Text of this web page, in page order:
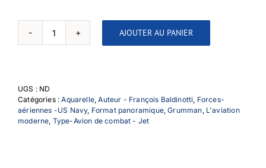
quantité
de
AJOUTER AU PANIER
UGS : ND
Catégories :Aquarelle,Auteur - François Baldinotti, Forces-
aériennes -US Navy, Format panoramique,Grumman, L'aviation
moderne, Type-Avion de combat - Jet